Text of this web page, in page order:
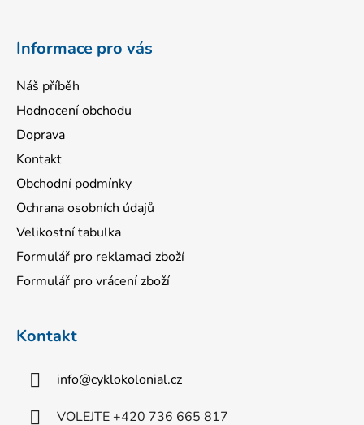
Informace pro vás
Náš příběh
Hodnocení obchodu
Doprava
Kontakt
Obchodní podmínky
Ochrana osobních údajů
Velikostní tabulka
Formulář pro reklamaci zboží
Formulář pro vrácení zboží
Kontakt
info@cyklokolonial.cz
VOLEJTE +420 736 665 817